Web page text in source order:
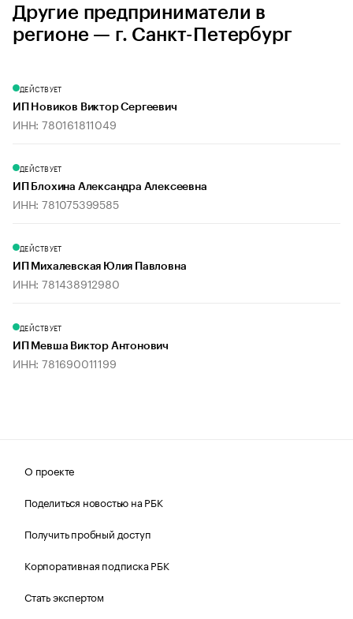
Другие предприниматели в
регионе — г. Санкт-Петербург
ДЕЙСТВУЕТ
ИП Новиков Виктор Сергеевич
ИНН: 780161811049
ДЕЙСТВУЕТ
ИП Блохина Александра Алексеевна
ИНН: 781075399585
ДЕЙСТВУЕТ
ИП Михалевская Юлия Павловна
ИНН: 781438912980
ДЕЙСТВУЕТ
ИП Мевша Виктор Антонович
ИНН: 781690011199
О проекте
Поделиться новостью на РБК
Получить пробный доступ
Корпоративная подписка РБК
Стать экспертом